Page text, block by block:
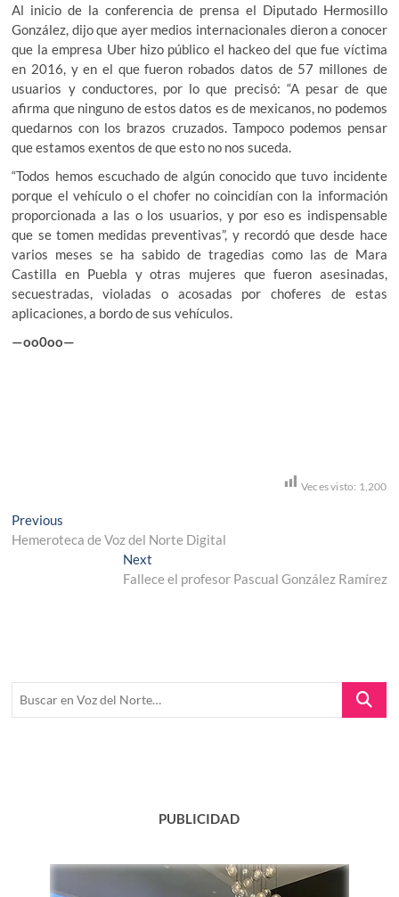
Al inicio de la conferencia de prensa el Diputado Hermosillo
González, dijo que ayer medios internacionales dieron a conocer
que la empresa Uber hizo público el hackeo del que fue víctima
en 2016, y en el que fueron robados datos de 57 millones de
usuarios y conductores, por lo que precisó: “A pesar de que
afirma que ninguno de estos datos es de mexicanos, no podemos
quedarnos con los brazos cruzados. Tampoco podemos pensar
que estamos exentos de que esto no nos suceda.
“Todos hemos escuchado de algún conocido que tuvo incidente
porque el vehículo o el chofer no coincidían con la información
proporcionada a las o los usuarios, y por eso es indispensable
que se tomen medidas preventivas”, y recordó que desde hace
varios meses se ha sabido de tragedias como las de Mara
Castilla en Puebla y otras mujeres que fueron asesinadas,
secuestradas, violadas o acosadas por choferes de estas
aplicaciones, a bordo de sus vehículos.
—oo0oo—
Veces visto: 1,200
Navegación
de
Previous
post:
Hemeroteca de Voz del Norte Digital
NextNext
post:
Fallece el profesor Pascual González Ramírez
Buscar
PUBLICIDAD